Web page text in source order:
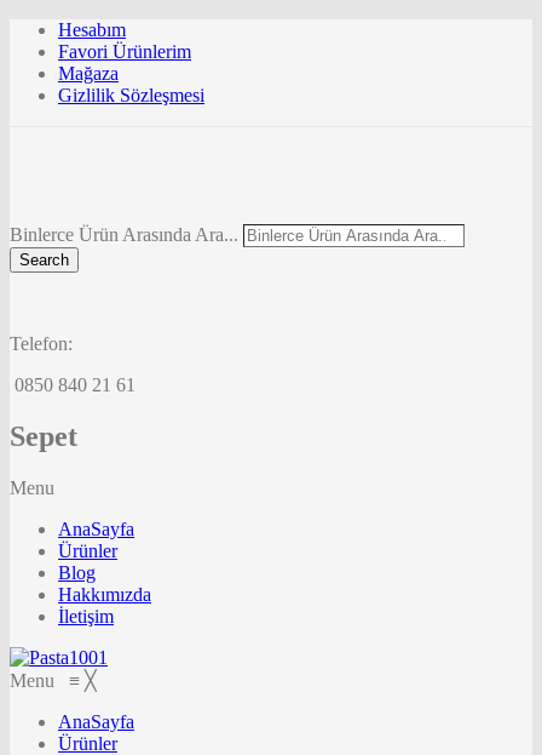
Hesabım
Favori Ürünlerim
Mağaza
Gizlilik Sözleşmesi
Binlerce Ürün Arasında Ara...
Search
Telefon:
0850 840 21 61
Sepet
Menu
AnaSayfa
Ürünler
Blog
Hakkımızda
İletişim
Menu ≡ ╳
AnaSayfa
Ürünler